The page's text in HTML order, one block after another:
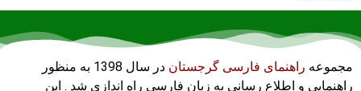
مجموعه راهنمای فارسی گرجستان
در سال 1398 به منظور
راهنمایی و اطلاع رسانی به زبان فارسی راه اندازی شد . این